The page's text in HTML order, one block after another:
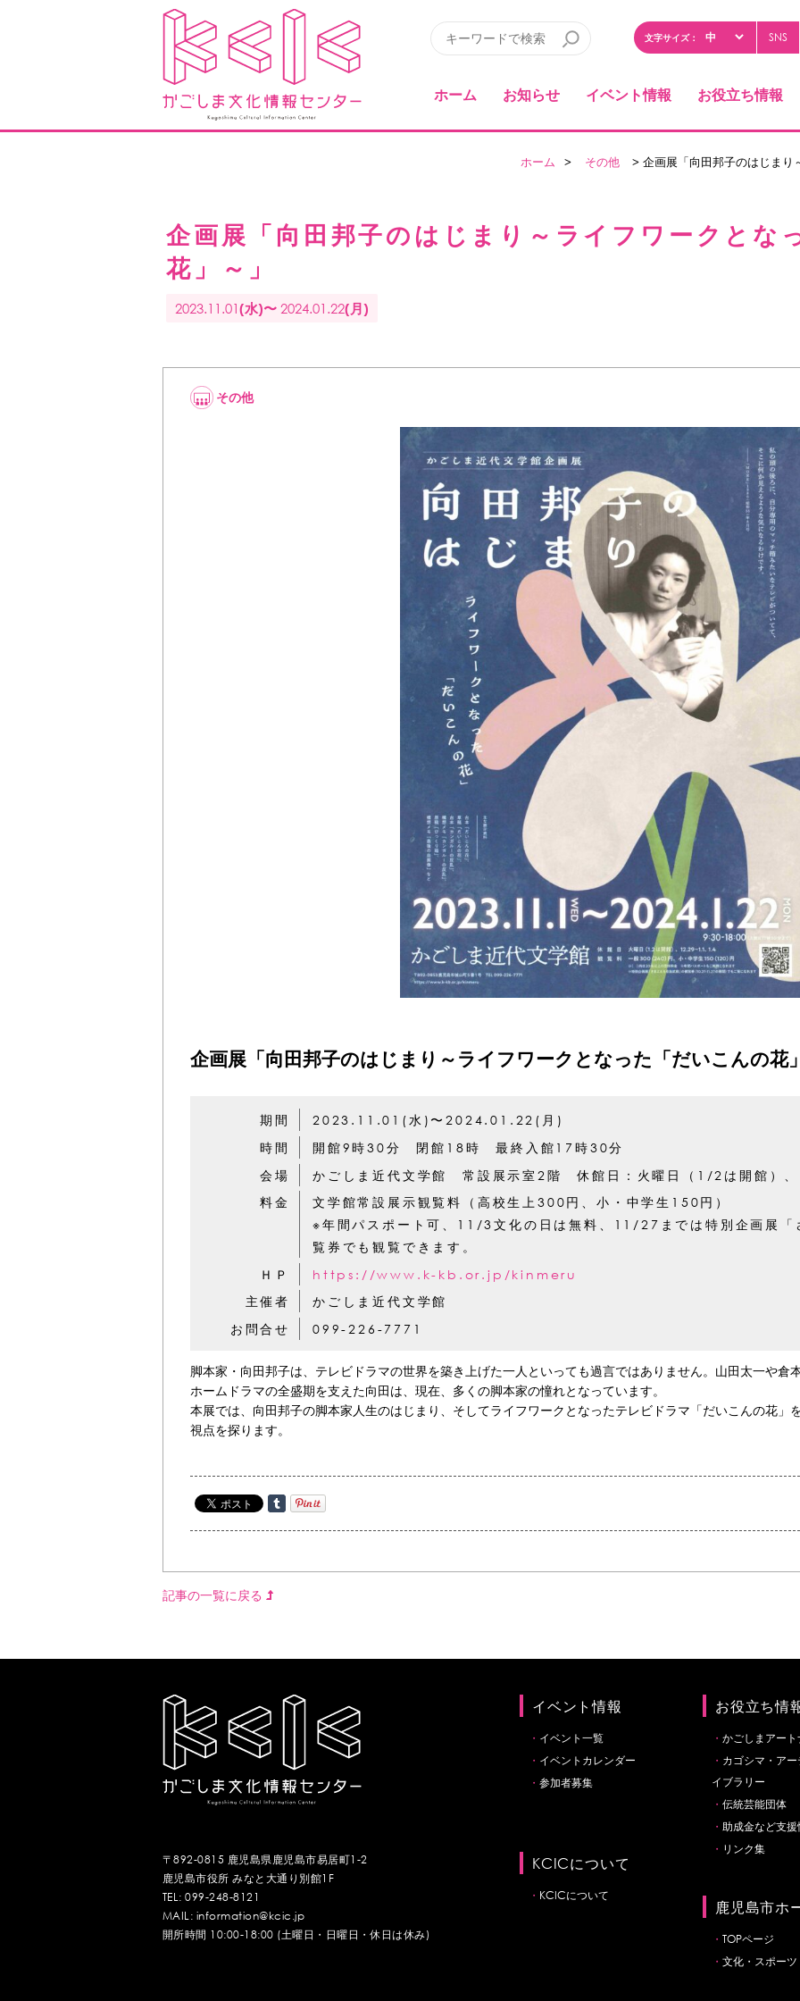
文字サイズ： SNS
ホーム お知らせ イベント情報 お役立ち情報
ホーム > その他 > 企画展「向田邦子のはじまり
企画展「向田邦子のはじまり～ライフワークとな
花」～」
2023.11.01(水)〜 2024.01.22(月)
その他
企画展「向田邦子のはじまり～ライフワークとなった「だいこんの花
期間
2023.11.01(水)〜2024.01.22(月)
時間
開館9時30分 閉館18時 最終入館17時30分
会場
かごしま近代文学館 常設展示室2階 休館日：火曜日（1/2は開館）
料金
文学館常設展示観覧料（高校生上300円、小・中学生150円）
※年間パスポート可、11/3文化の日は無料、11/27までは特別企画展「
覧券でも観覧できます。
ＨＰ
https://www.k-kb.or.jp/kinmeru
主催者
かごしま近代文学館
お問合せ
099-226-7771
脚本家・向田邦子は、テレビドラマの世界を築き上げた一人といっても過言ではありません。山田太一や倉
ホームドラマの全盛期を支えた向田は、現在、多くの脚本家の憧れとなっています。
本展では、向田邦子の脚本家人生のはじまり、そしてライフワークとなったテレビドラマ「だいこんの花」
視点を探ります。
記事の一覧に戻る
〒892-0815 鹿児島県鹿児島市易居町1-2
鹿児島市役所 みなと大通り別館1F
TEL: 099-248-8121
MAIL: information@kcic.jp
開所時間 10:00-18:00 (土曜日・日曜日・休日は休み)
イベント情報
イベント一覧
イベントカレンダー
参加者募集
KCICについて
KCICについて
お役立ち情
かごしまアート
カゴシマ・ア
イブラリー
伝統芸能団体
助成金など支援
リンク集
鹿児島市ホ
TOPページ
文化・スポーツ